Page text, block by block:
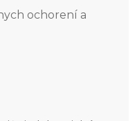
ochorení a